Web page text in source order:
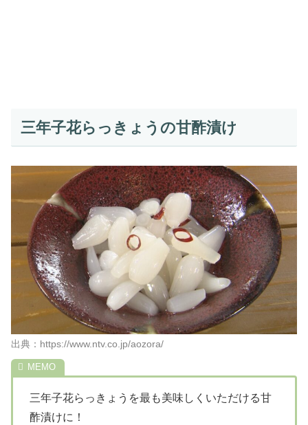
三年子花らっきょうの甘酢漬け
出典：https://www.ntv.co.jp/aozora/
三年子花らっきょうを最も美味しくいただける甘
酢漬けに！